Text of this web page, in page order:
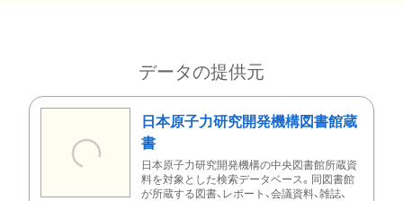
データの提供元
日本原子力研究開発機構図書館蔵
書
日本原子力研究開発機構の中央図書館所蔵資
料を対象とした検索データベース。同図書館
が所蔵する図書、レポート、会議資料、雑誌、